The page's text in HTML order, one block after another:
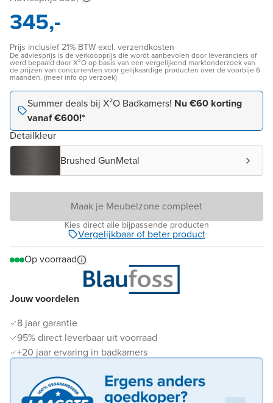
Jouw voordelen
8 jaar garantie
95% direct leverbaar uit voorraad
+20 jaar ervaring in badkamers
345,-
Prijs inclusief 21% BTW excl. verzendkosten
De adviesprijs is de verkoopprijs die wordt aanbevolen door leveranciers of
werd bepaald door X²O op basis van een vergelijkend marktonderzoek van
de prijzen van concurrenten voor gelijkaardige producten over de voorbije 6
maanden. (meer info op verzoek)
Summer deals bij X²O Badkamers! Nu €60 korting
vanaf €600!*
Detailkleur
Brushed GunMetal
Maak je Meubelzone compleet
Kies direct alle bijpassende producten
Vergelijkbaar of beter product
Op voorraad